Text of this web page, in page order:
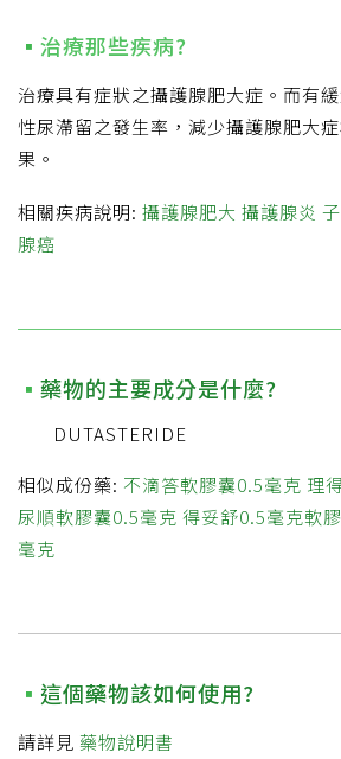
治療那些疾病?
治療具有症狀之攝護腺肥大症。而有
性尿滯留之發生率，減少攝護腺肥大
果。
相關疾病說明: 攝護腺肥大 攝護腺炎
腺癌
藥物的主要成分是什麼?
DUTASTERIDE
相似成份藥: 不滴答軟膠囊0.5毫克 理
尿順軟膠囊0.5毫克 得妥舒0.5毫克軟
毫克
這個藥物該如何使用?
請詳見 藥物說明書